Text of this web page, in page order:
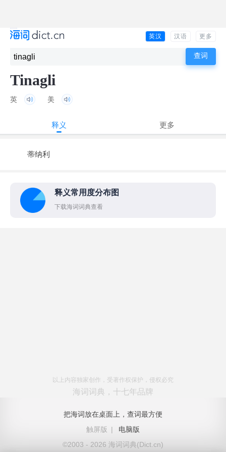
英汉 汉语 更多
Tinagli
英 美
释义 更多
蒂纳利
释义常用度分布图
下载海词词典查看
以上内容独家创作，受著作权保护，侵权必究
海词词典，十七年品牌
把海词放在桌面上，查词最方便
触屏版
|
电脑版
©2003 - 2026 海词词典(Dict.cn)